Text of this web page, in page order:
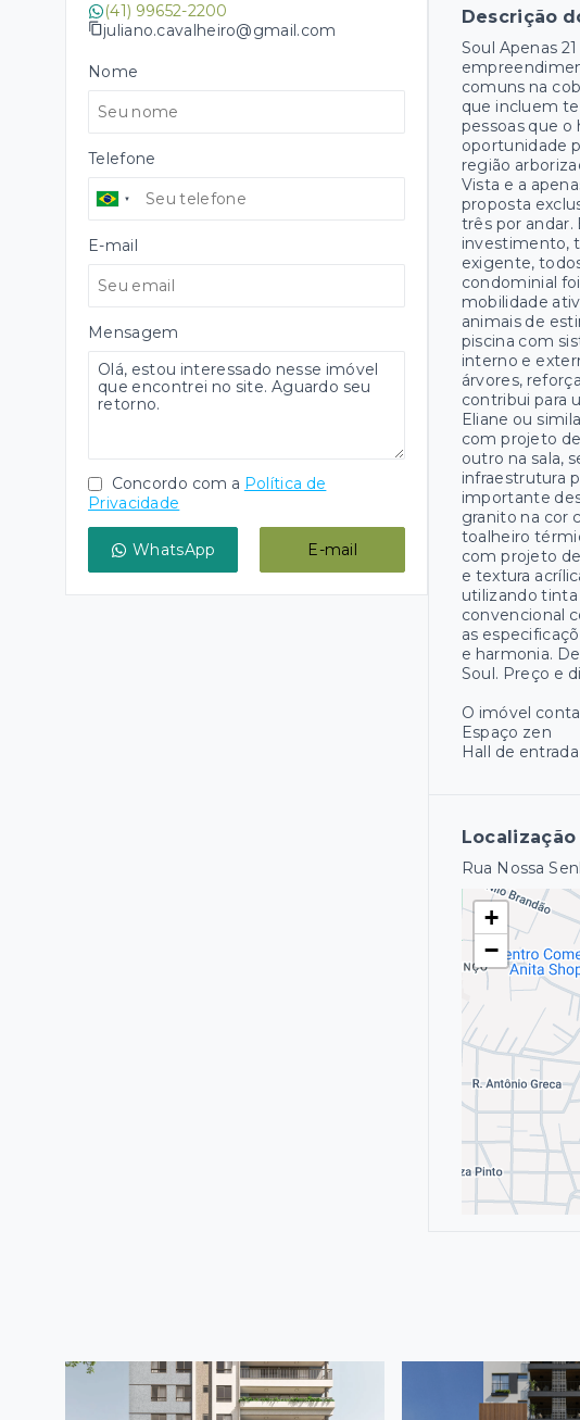
Descrição
Soul Apenas
comuns na
que incluem
pessoas que o
oportunidade
região
Vista e a
proposta
três por andar.
investimento,
exigente,
condominial
mobilidade
animais de
piscina com
interno e
árvores,
contribui para
Eliane ou
com projeto
outro na sala,
infraestrutura
importante
granito na cor
toalheiro
com projeto
e textura
utilizando tinta
convencional
as
e harmonia.
Soul. Preço e
O imóvel
Espaço zen
Hall de
Localização
Rua Nossa
+
−
(41) 99652-2200
juliano.cavalheiro@gmail.com
Nome
Telefone
E-mail
Mensagem
Concordo com a Política de
Privacidade
WhatsApp E-mail